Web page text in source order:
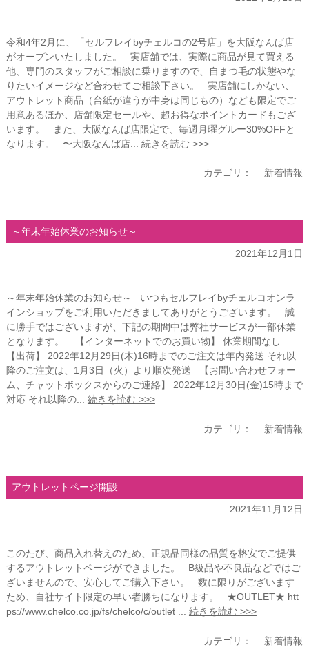
令和4年2月に、「セルフレイbyチェルコの2号店」を大阪なんば店
がオープンいたしました。 実店舗では、実際に商品が見て買える
他、専門のスタッフがご相談に乗りますので、自まつ毛の状態やな
りたいイメージなど合わせてご相談下さい。 実店舗にしかない、
アウトレット商品（台紙が違うが中身は同じもの）なども限定でご
用意あるほか、店舗限定セールや、超お得なポイントカードもござ
います。 また、大阪なんば店限定で、毎週月曜グルー30%OFFと
なります。 〜大阪なんば店... 続きを読む >>>
カテゴリ： 新着情報
～年末年始休業のお知らせ～
2021年12月1日
～年末年始休業のお知らせ～ いつもセルフレイbyチェルコオンラ
インショップをご利用いただきましてありがとうございます。 誠
に勝手ではございますが、下記の期間中は弊社サービスが一部休業
となります。 【インターネットでのお買い物】 休業期間なし
【出荷】 2022年12月29日(木)16時までのご注文は年内発送 それ以
降のご注文は、1月3日（火）より順次発送 【お問い合わせフォー
ム、チャットボックスからのご連絡】 2022年12月30日(金)15時まで
対応 それ以降の... 続きを読む >>>
カテゴリ： 新着情報
アウトレットページ開設
2021年11月12日
このたび、商品入れ替えのため、正規品同様の品質を格安でご提供
するアウトレットページができました。 B級品や不良品などではご
ざいませんので、安心してご購入下さい。 数に限りがございます
ため、自社サイト限定の早い者勝ちになります。 ★OUTLET★ htt
ps://www.chelco.co.jp/fs/chelco/c/outlet ... 続きを読む >>>
カテゴリ： 新着情報